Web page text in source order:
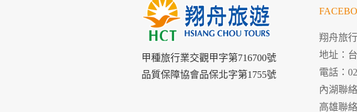
甲種旅行業交觀甲字第716700號
品質保障協會品保北字第1755號
翔舟旅
地址：
電話：
內湖聯
高雄聯